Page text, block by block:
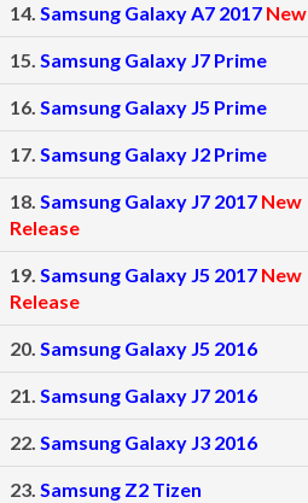
14. Samsung Galaxy A7 2017 New
15. Samsung Galaxy J7 Prime
16. Samsung Galaxy J5 Prime
17. Samsung Galaxy J2 Prime
18. Samsung Galaxy J7 2017 New
Release
19. Samsung Galaxy J5 2017 New
Release
20. Samsung Galaxy J5 2016
21. Samsung Galaxy J7 2016
22. Samsung Galaxy J3 2016
23. Samsung Z2 Tizen